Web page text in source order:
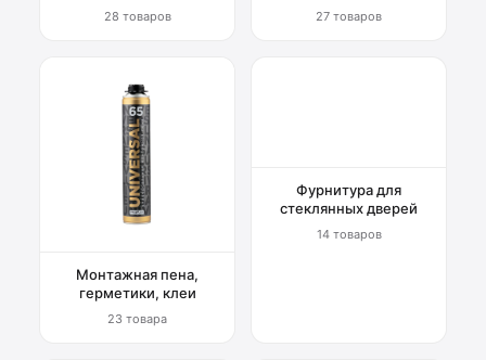
28 товаров 27 товаров
Монтажная пена,
герметики, клеи
23 товара
Фурнитура для
стеклянных дверей
14 товаров